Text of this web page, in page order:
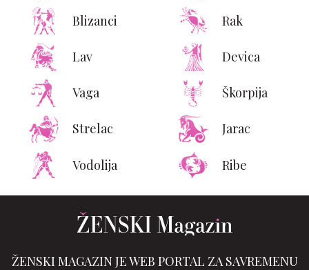
Blizanci Rak
Lav Devica
Vaga Škorpija
Strelac Jarac
Vodolija Ribe
ŽENSKI MAGAZIN JE WEB PORTAL ZA SAVREMENU